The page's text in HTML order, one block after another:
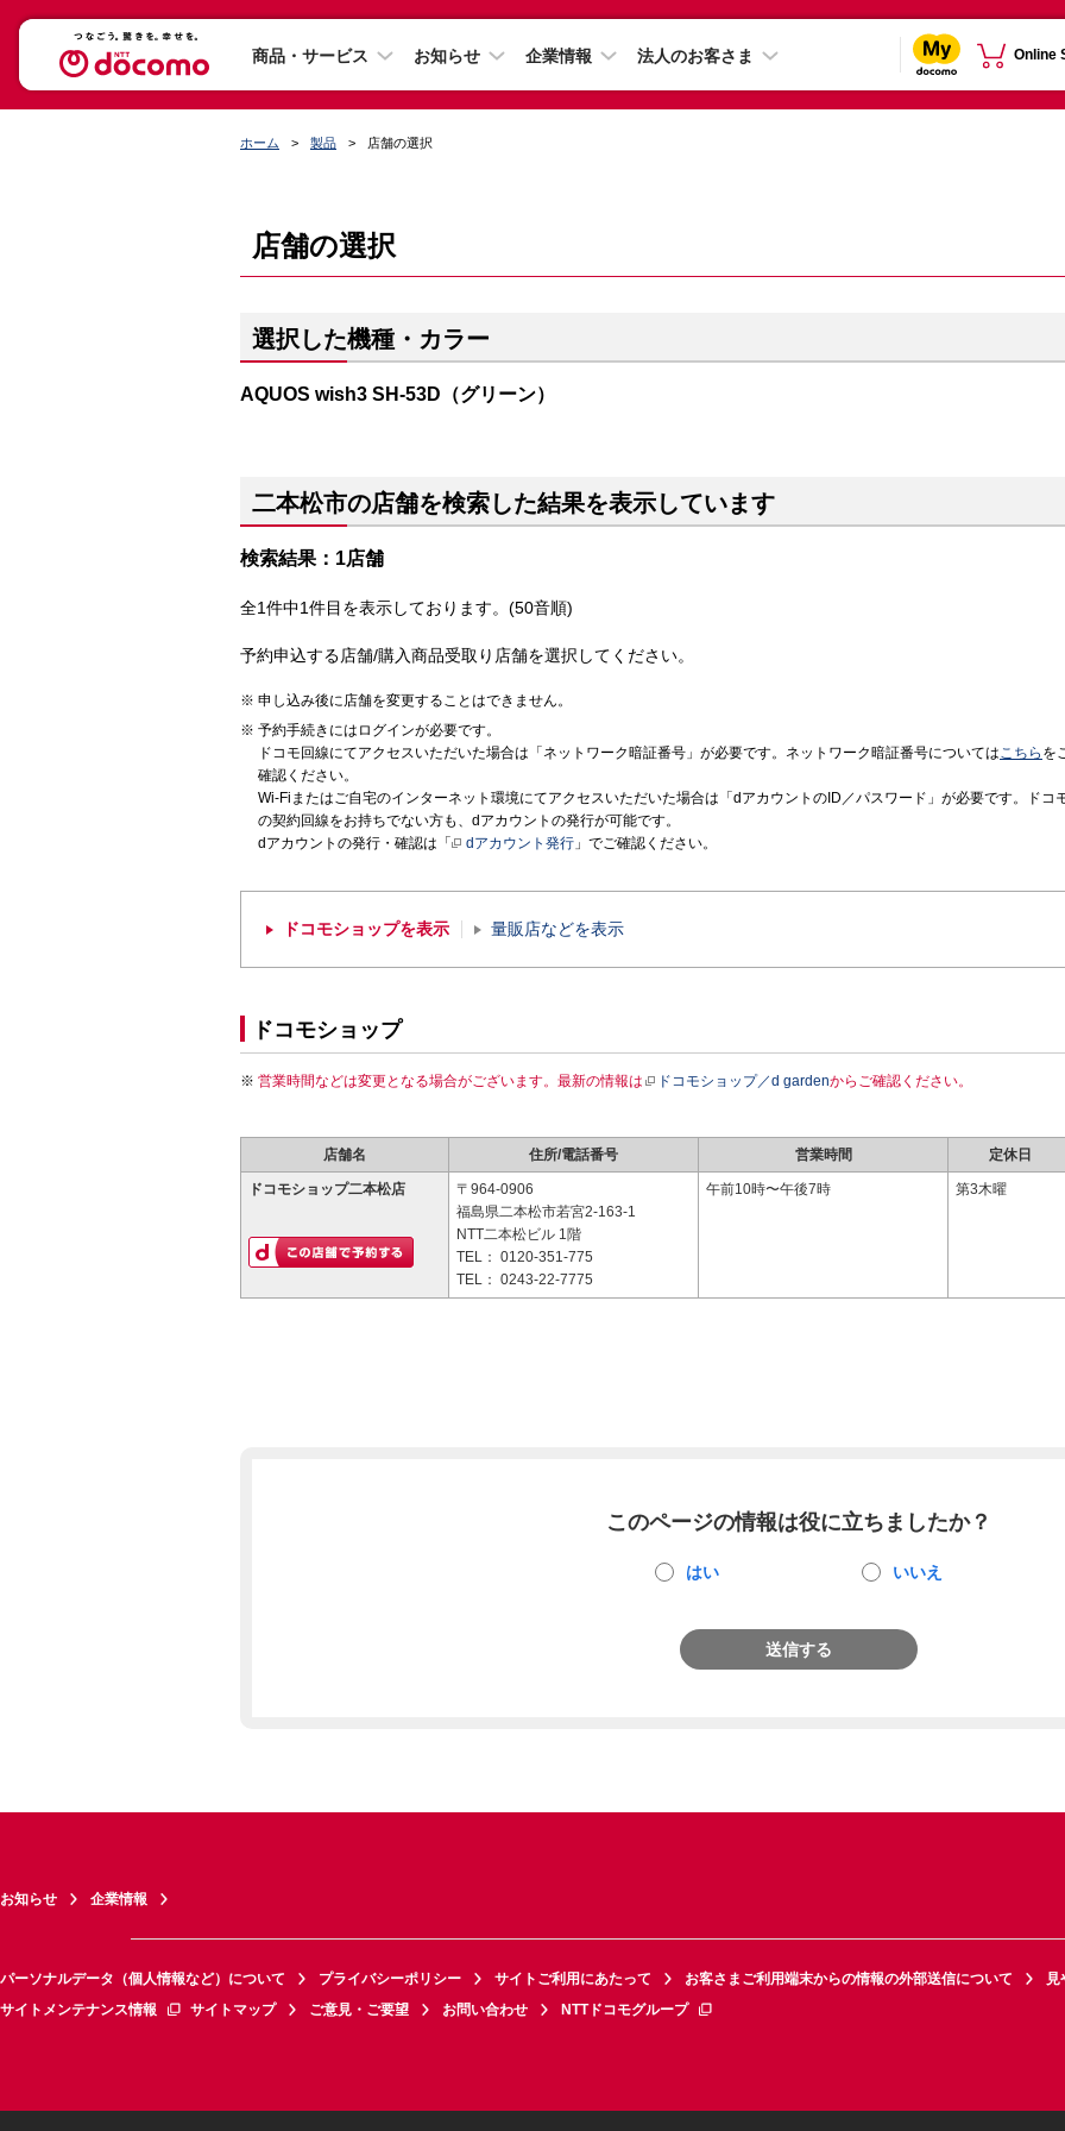
商品・サービス お知らせ 企業情報 法人のお客さま Online
ホーム 製品 店舗の選択
店舗の選択
選択した機種・カラー
AQUOS wish3 SH-53D（グリーン）
二本松市の店舗を検索した結果を表示しています
検索結果：1店舗
全1件中1件目を表示しております。(50音順)
予約申込する店舗/購入商品受取り店舗を選択してください。
申し込み後に店舗を変更することはできません。
予約手続きにはログインが必要です。
ドコモ回線にてアクセスいただいた場合は「ネットワーク暗証番号」が必要です。ネットワーク暗証番号についてはこちら を
確認ください。
Wi-Fiまたはご自宅のインターネット環境にてアクセスいただいた場合は「dアカウントのID／パスワード」が必要です。ドコ
の契約回線をお持ちでない方も、dアカウントの発行が可能です。
dアカウントの発行・確認は「
dアカウント発行 」でご確認ください。
ドコモショップを表示 量販店などを表示
ドコモショップ
営業時間などは変更となる場合がございます。最新の情報は ドコモショップ／d gardenからご確認ください。
店舗名 住所/電話番号 営業時間 定休日
ドコモショップ二本松店
〒964-0906
福島県二本松市若宮2-163-1
NTT二本松ビル 1階
TEL： 0120-351-775
TEL： 0243-22-7775
午前10時〜午後7時 第3木曜
このページの情報は役に立ちましたか？
はい いいえ
送信する
お知らせ 企業情報
パーソナルデータ（個人情報など）について プライバシーポリシー サイトご利用にあたって お客さまご利用端末からの情報の外部送信について
見
サイトメンテナンス情報
サイトマップ ご意見・ご要望 お問い合わせ NTTドコモグループ